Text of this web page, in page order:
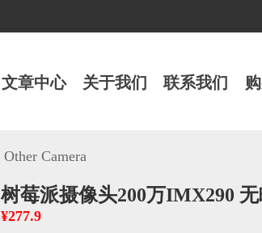
文章中心 关于我们 联系我们
Other Camera
树莓派摄像头200万IMX290
¥277.9